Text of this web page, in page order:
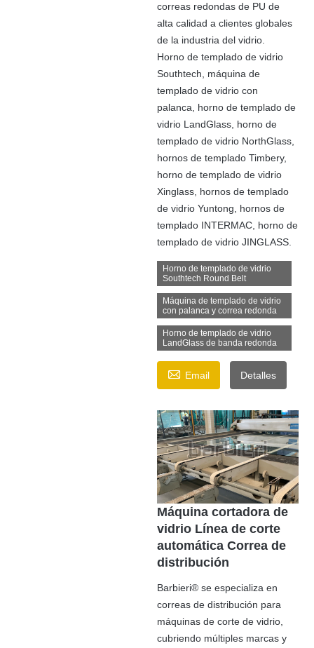
correas redondas de PU de
alta calidad a clientes globales
de la industria del vidrio.
Horno de templado de vidrio
Southtech, máquina de
templado de vidrio con
palanca, horno de templado de
vidrio LandGlass, horno de
templado de vidrio NorthGlass,
hornos de templado Timbery,
horno de templado de vidrio
Xinglass, hornos de templado
de vidrio Yuntong, hornos de
templado INTERMAC, horno de
templado de vidrio JINGLASS.
Horno de templado de vidrio
Southtech Round Belt
Máquina de templado de vidrio
con palanca y correa redonda
Horno de templado de vidrio
LandGlass de banda redonda
 Email Detalles
Máquina cortadora de
vidrio Línea de corte
automática Correa de
distribución
Barbieri® se especializa en
correas de distribución para
máquinas de corte de vidrio,
cubriendo múltiples marcas y